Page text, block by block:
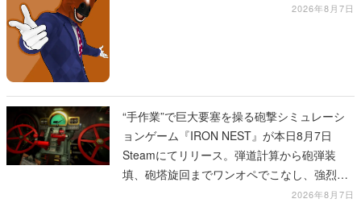
2026年8月7日
“手作業”で巨大要塞を操る砲撃シミュレーシ
ョンゲーム『IRON NEST』が本日8月7日
Steamにてリリース。弾道計算から砲弾装
填、砲塔旋回までワンオペでこなし、強烈な
一撃をブチかませるロマンある作品2026年8月7日